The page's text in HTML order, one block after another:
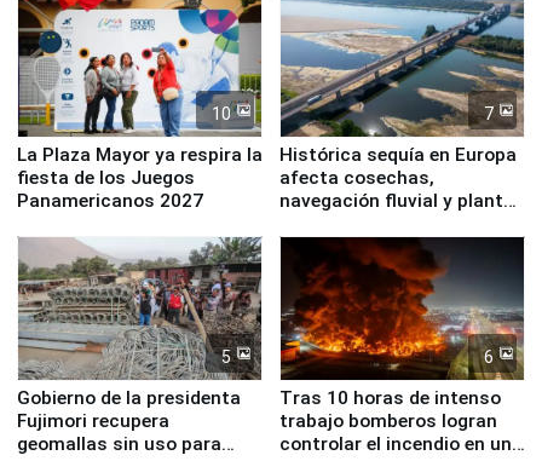
10
La Plaza Mayor ya respira la
fiesta de los Juegos
Panamericanos 2027
7
Histórica sequía en Europa
afecta cosechas,
navegación fluvial y plantas
5
Gobierno de la presidenta
Fujimori recupera
geomallas sin uso para
6
Tras 10 horas de intenso
trabajo bomberos logran
controlar el incendio en una